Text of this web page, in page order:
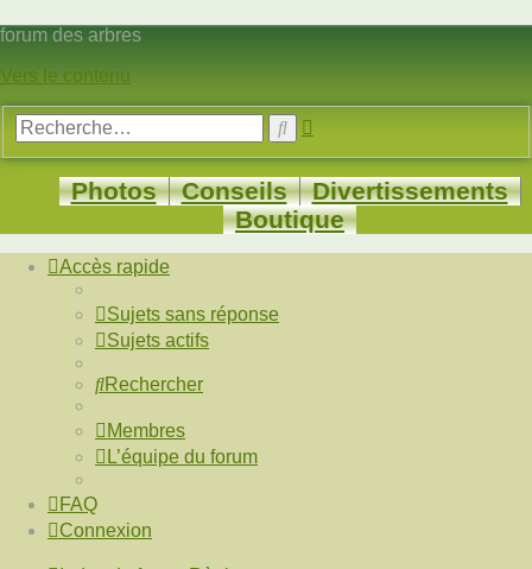
forum des arbres
Vers le contenu
Rechercher
Photos Conseils
Divertissements
Boutique
Accès rapide
Sujets sans réponse
Sujets actifs
Rechercher
Membres
L’équipe du forum
FAQ
Connexion